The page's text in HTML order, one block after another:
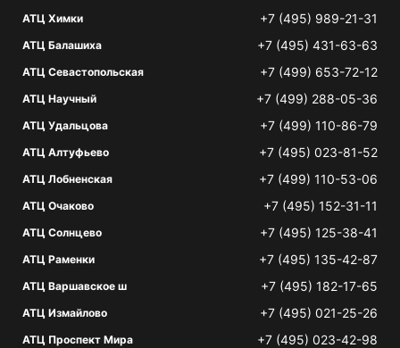
АТЦ Химки +7 (495) 989-21-31
АТЦ Балашиха +7 (495) 431-63-63
АТЦ Севастопольская +7 (499) 653-72-12
АТЦ Научный +7 (499) 288-05-36
АТЦ Удальцова +7 (499) 110-86-79
АТЦ Алтуфьево +7 (495) 023-81-52
АТЦ Лобненская +7 (499) 110-53-06
АТЦ Очаково +7 (495) 152-31-11
АТЦ Солнцево +7 (495) 125-38-41
АТЦ Раменки +7 (495) 135-42-87
АТЦ Варшавское ш +7 (495) 182-17-65
АТЦ Измайлово +7 (495) 021-25-26
АТЦ Проспект Мира +7 (495) 023-42-98